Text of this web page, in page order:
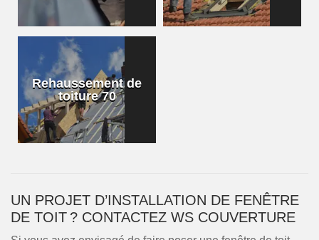
Rehaussement de
toiture 70
UN PROJET D’INSTALLATION DE FENÊTRE
DE TOIT ? CONTACTEZ WS COUVERTURE